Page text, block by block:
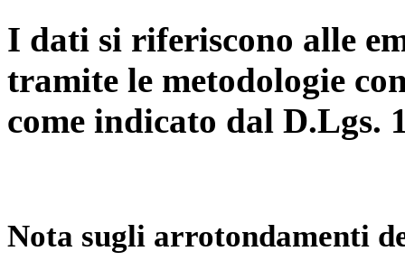
I dati si riferiscono alle
tramite le metodologie
come indicato dal D.Lgs.
Nota sugli arrotondamenti